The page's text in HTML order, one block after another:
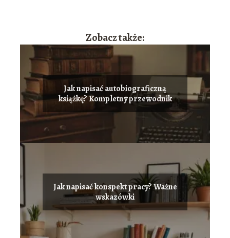
Zobacz także:
Jak napisać autobiograficzną
książkę? Kompletny przewodnik
Jak napisać konspekt pracy? Ważne
wskazówki